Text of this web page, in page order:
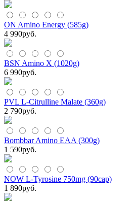
ON Amino Energy (585g)
4 990руб.
BSN Amino X (1020g)
6 990руб.
PVL L-Citrulline Malate (360g)
2 790руб.
Bombbar Amino EAA (300g)
1 590руб.
NOW L-Tyrosine 750mg (90cap)
1 890руб.